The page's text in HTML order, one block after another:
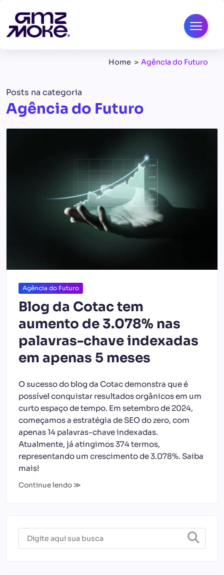
Home Agência do Futuro
Posts na categoria
Agência do Futuro
Agência do Futuro
Blog da Cotac tem
aumento de 3.078% nas
palavras-chave indexadas
em apenas 5 meses
O sucesso do blog da Cotac demonstra que é
possível conquistar resultados orgânicos em um
curto espaço de tempo. Em setembro de 2024,
começamos a estratégia de SEO do zero, com
apenas 14 palavras-chave indexadas.
Atualmente, já atingimos 374 termos,
representando um crescimento de 3.078%. Saiba
mais!
Continue lendo ≫